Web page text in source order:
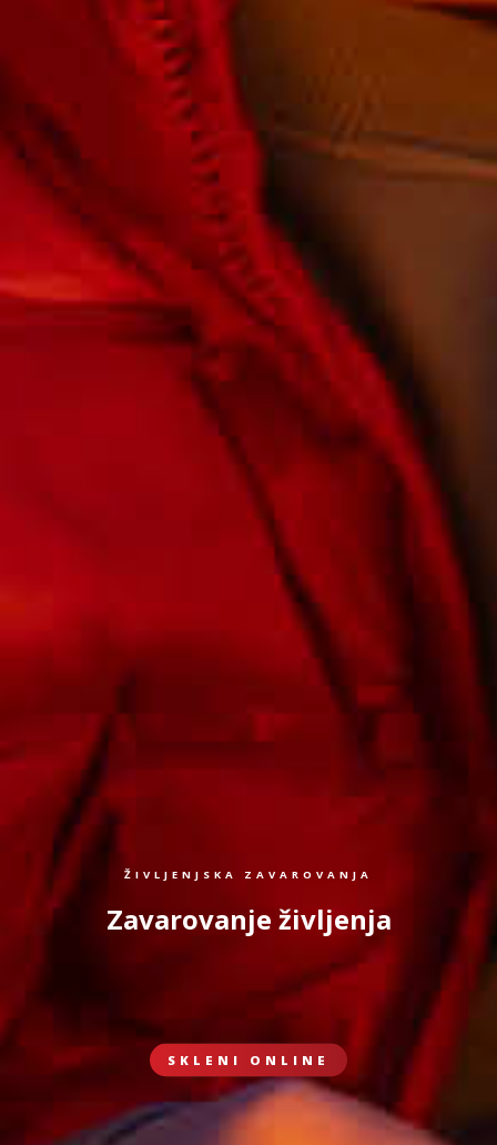
ŽIVLJENJSKA ZAVAROVANJA
Zavarovanje življenja
SKLENI ONLINE